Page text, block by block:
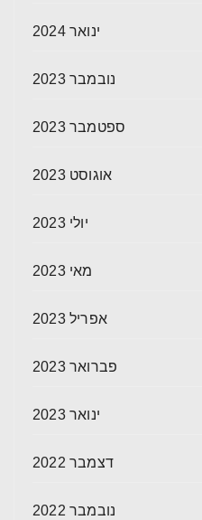
ינואר 2024
נובמבר 2023
ספטמבר 2023
אוגוסט 2023
יולי 2023
מאי 2023
אפריל 2023
פברואר 2023
ינואר 2023
דצמבר 2022
נובמבר 2022